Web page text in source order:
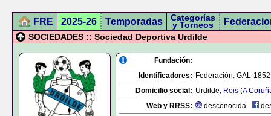
FRE 2025-26 Temporadas Categorías
y Torneos
SOCIEDADES :: Sociedad Deportiva Urdilde
Fundación:
Identificadores: Federación: GAL-1852
Domicilio social: Urdilde, Rois (A
Web y RRSS:
desconocida